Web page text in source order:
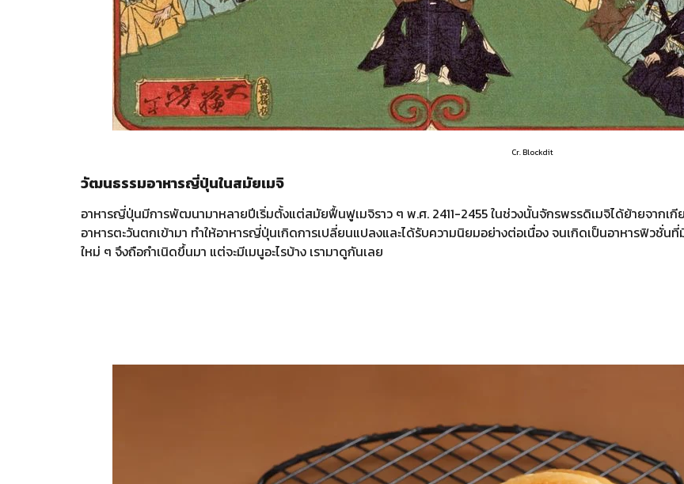
Cr. Blockdit
วัฒนธรรมอาหารญี่ปุ่นในสมัยเมจิ
อาหารญี่ปุ่นมีการพัฒนามาหลายปีเริ่มตั้งแต่สมัยฟื้นฟูเมจิราว ๆ พ.ศ. 2411-2455 ในช่วงนั้นจักรพรรดิเมจิได้ย้ายจากเกี
อาหารตะวันตกเข้ามา ทำให้อาหารญี่ปุ่นเกิดการเปลี่ยนแปลงและได้รับความนิยมอย่างต่อเนื่อง จนเกิดเป็นอาหารฟิวชั่
ใหม่ ๆ จึงถือกำเนิดขึ้นมา แต่จะมีเมนูอะไรบ้าง เรามาดูกันเลย